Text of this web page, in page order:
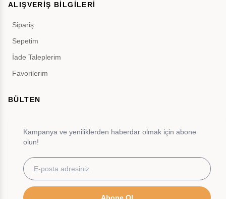
ALIŞVERİŞ BİLGİLERİ
Sipariş
Sepetim
İade Taleplerim
Favorilerim
BÜLTEN
Kampanya ve yeniliklerden haberdar olmak için abone
olun!